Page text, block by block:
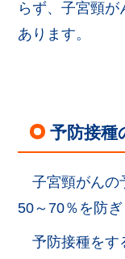
らず、子宮頸
あります。
予防接種
子宮頸がんの
50～70％を防ぎ
予防接種をす